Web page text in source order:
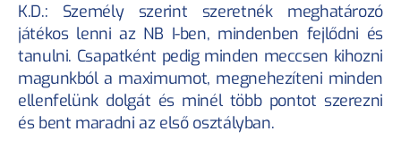
K.D.: Személy szerint szeretnék meghatározó
játékos lenni az NB I-ben, mindenben fejlődni és
tanulni. Csapatként pedig minden meccsen kihozni
magunkból a maximumot, megnehezíteni minden
ellenfelünk dolgát és minél több pontot szerezni
és bent maradni az első osztályban.